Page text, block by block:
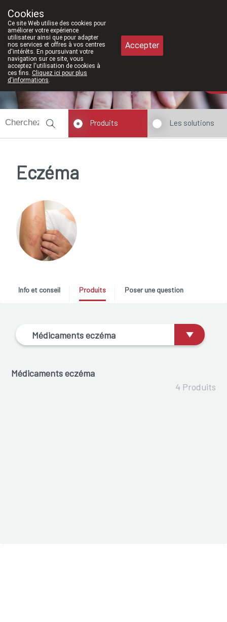
Produits Les solutions
Eczéma
Info et conseil Produits Poser une question
Médicaments eczéma
Médicaments eczéma
4 Produits
Cookies
Ce site Web utilise des cookies pour
améliorer votre expérience
utilisateur ainsi que pour adapter
nos services et offres à vos centres
d'intérêts. En poursuivant votre
navigation sur ce site, vous
acceptez l'utilisation de cookies à
ces fins. Cliquez ici pour plus
d'informations.
Accepter